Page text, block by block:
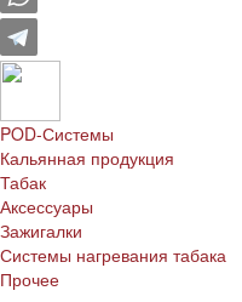
POD-Системы
Кальянная продукция
Табак
Аксессуары
Зажигалки
Системы нагревания табака
Прочее